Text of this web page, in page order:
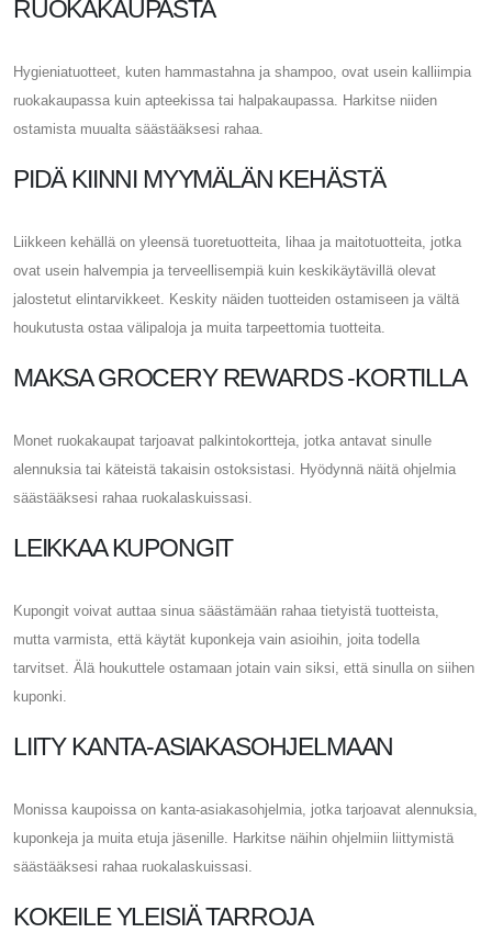
RUOKAKAUPASTA
Hygieniatuotteet, kuten hammastahna ja shampoo, ovat usein kalliimpia
ruokakaupassa kuin apteekissa tai halpakaupassa. Harkitse niiden
ostamista muualta säästääksesi rahaa.
PIDÄ KIINNI MYYMÄLÄN KEHÄSTÄ
Liikkeen kehällä on yleensä tuoretuotteita, lihaa ja maitotuotteita, jotka
ovat usein halvempia ja terveellisempiä kuin keskikäytävillä olevat
jalostetut elintarvikkeet. Keskity näiden tuotteiden ostamiseen ja vältä
houkutusta ostaa välipaloja ja muita tarpeettomia tuotteita.
MAKSA GROCERY REWARDS -KORTILLA
Monet ruokakaupat tarjoavat palkintokortteja, jotka antavat sinulle
alennuksia tai käteistä takaisin ostoksistasi. Hyödynnä näitä ohjelmia
säästääksesi rahaa ruokalaskuissasi.
LEIKKAA KUPONGIT
Kupongit voivat auttaa sinua säästämään rahaa tietyistä tuotteista,
mutta varmista, että käytät kuponkeja vain asioihin, joita todella
tarvitset. Älä houkuttele ostamaan jotain vain siksi, että sinulla on siihen
kuponki.
LIITY KANTA-ASIAKASOHJELMAAN
Monissa kaupoissa on kanta-asiakasohjelmia, jotka tarjoavat alennuksia,
kuponkeja ja muita etuja jäsenille. Harkitse näihin ohjelmiin liittymistä
säästääksesi rahaa ruokalaskuissasi.
KOKEILE YLEISIÄ TARROJA